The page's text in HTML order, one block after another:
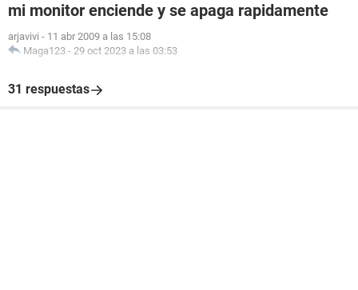
mi monitor enciende y se apaga rapidamente
arjavivi - 11 abr 2009 a las 15:08
Maga123 - 29 oct 2023 a las 03:53
31 respuestas